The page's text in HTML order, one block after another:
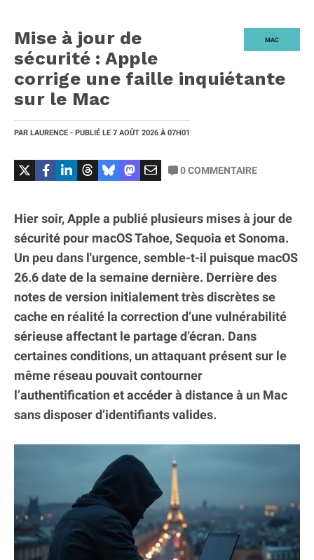
MAC
Mise à jour de
sécurité : Apple
corrige une faille inquiétante
sur le Mac
PAR LAURENCE - PUBLIÉ LE 7 AOÛT 2026 À 07H01
0COMMENTAIRE
Hier soir, Apple a publié plusieurs mises à jour de
sécurité pour macOS Tahoe, Sequoia et Sonoma.
Un peu dans l'urgence, semble-t-il puisque macOS
26.6 date de la semaine dernière. Derrière des
notes de version initialement très discrètes se
cache en réalité la correction d’une vulnérabilité
sérieuse affectant le partage d’écran. Dans
certaines conditions, un attaquant présent sur le
même réseau pouvait contourner
l’authentification et accéder à distance à un Mac
sans disposer d’identifiants valides.